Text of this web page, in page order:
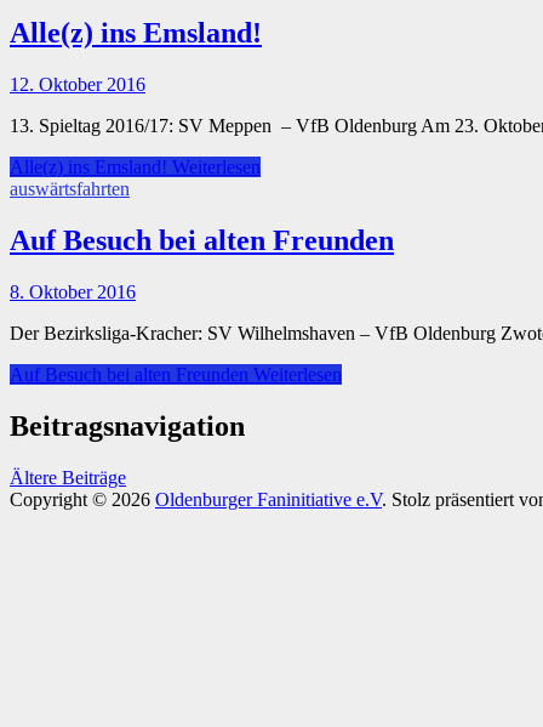
Alle(z) ins Emsland!
12. Oktober 2016
13. Spieltag 2016/17: SV Meppen – VfB Oldenburg Am 23.
Alle(z) ins Emsland! Weiterlesen
auswärtsfahrten
Auf Besuch bei alten Freunden
8. Oktober 2016
Der Bezirksliga-Kracher: SV Wilhelmshaven – VfB Oldenburg
Auf Besuch bei alten Freunden Weiterlesen
Beitragsnavigation
Ältere Beiträge
Copyright © 2026 Oldenburger Faninitiative e.V. Stolz präsentiert